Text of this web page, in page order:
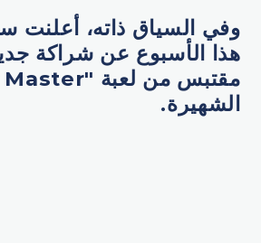
وفي السياق ذاته، أعلنت
هذا الأسبوع عن شراكة
الشهيرة.